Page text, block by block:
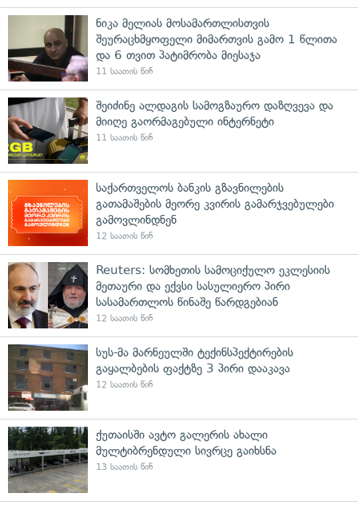
ნიკა მელიას მოსამართლისთვის
შეურაცხმყოფელი მიმართვის გამო 1 წლითა
და 6 თვით პატიმრობა მიესაჯა
11 საათის წინ
შეიძინე ალდაგის სამოგზაურო დაზღვევა და
მიიღე გაორმაგებული ინტერნეტი
11 საათის წინ
საქართველოს ბანკის გზავნილების
გათამაშების მეორე კვირის გამარჯვებულები
გამოვლინდნენ
12 საათის წინ
Reuters: სომხეთის სამოციქულო ეკლესიის
მეთაური და ექვსი სასულიერო პირი
სასამართლოს წინაშე წარდგებიან
12 საათის წინ
სუს-მა მარნეულში ტექინსპექტირების
გაყალბების ფაქტზე 3 პირი დააკავა
12 საათის წინ
ქუთაისში ავტო გალერის ახალი
მულტიბრენდული სივრცე გაიხსნა
13 საათის წინ